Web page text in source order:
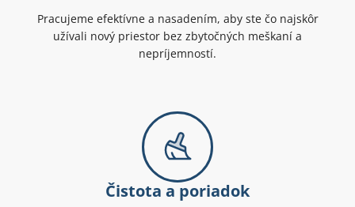
Pracujeme efektívne a nasadením, aby ste čo najskôr
užívali nový priestor bez zbytočných meškaní a
nepríjemností.
Čistota a poriadok